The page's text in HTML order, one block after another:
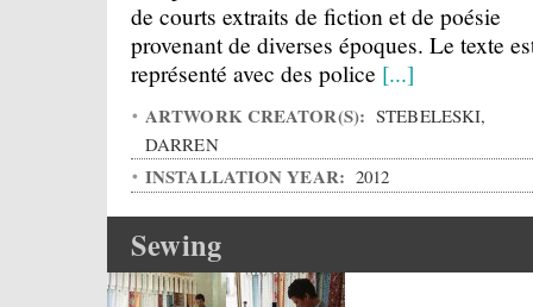
de courts extraits de fiction et de poésie
provenant de diverses époques. Le texte
représenté avec des police [...]
ARTWORK CREATOR(S): STEBELESKI,
DARREN
INSTALLATION YEAR: 2012
Sewing